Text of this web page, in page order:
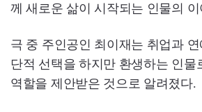
께 새로운 삶이 시작되는 인물의
극 중 주인공인 최이재는 취업과
단적 선택을 하지만 환생하는 인물
역할을 제안받은 것으로 알려졌다.